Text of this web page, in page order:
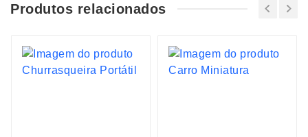
Produtos relacionados